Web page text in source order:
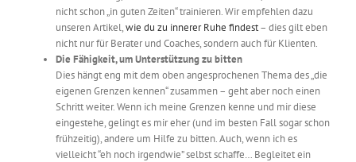
nicht schon „in guten Zeiten“ trainieren. Wir empfehlen dazu
unseren Artikel,wie du zu innerer Ruhe findest– dies gilt eben
nicht nur für Berater und Coaches, sondern auch für Klienten.
Die Fähigkeit, um Unterstützung zu bitten
Dies hängt eng mit dem oben angesprochenen Thema des „die
eigenen Grenzen kennen“ zusammen – geht aber noch einen
Schritt weiter. Wenn ich meine Grenzen kenne und mir diese
eingestehe, gelingt es mir eher (und im besten Fall sogar schon
frühzeitig), andere um Hilfe zu bitten. Auch, wenn ich es
vielleicht “eh noch irgendwie” selbst schaffe… Begleitet ein